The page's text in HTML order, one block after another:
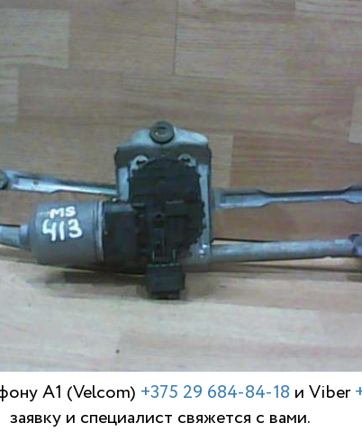
A1 (Velcom) +375 29 684-84-18 и Viber
заявку и специалист свяжется с вами.